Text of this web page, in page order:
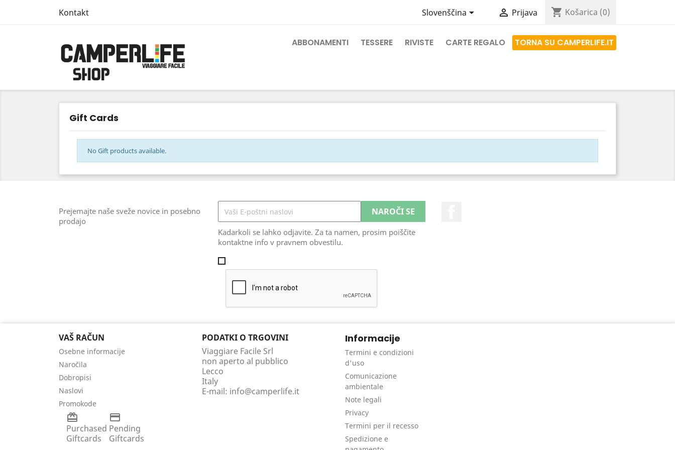
Kontakt Slovenščina  Prijava shopping_cart Košarica (0)
ABBONAMENTI TESSERE RIVISTE CARTE REGALO TORNA SU CAMPERLIFE.IT
Gift Cards
No Gift products available.
Prejemajte naše sveže novice in posebno
prodajo
Kadarkoli se lahko odjavite. Za ta namen, prosim poiščite
kontaktne info v pravnem obvestilu.
VAŠ RAČUN
Osebne informacije
Naročila
Dobropisi
Naslovi
Promokode
card_giftcard
Purchased
Giftcards
credit_card
Pending
Giftcards
PODATKI O TRGOVINI
Viaggiare Facile Srl
non aperto al pubblico
Lecco
Italy
E-mail: info@camperlife.it
Informacije
Termini e condizioni
d'uso
Comunicazione
ambientale
Note legali
Privacy
Termini per il recesso
Spedizione e